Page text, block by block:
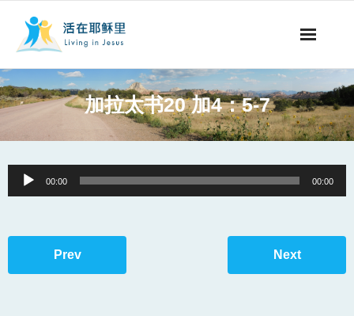
事工概要
阅读文章
加拉太书20 加4：5-7
Audio
Player
00:00 00:00
Prev Next